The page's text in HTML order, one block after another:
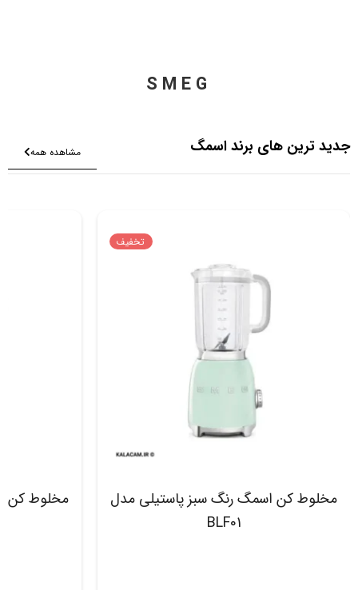
SMEG
جدید ترین های برند اسمگ مشاهده همه
تخفیف
مخلوط کن اسمگ رنگ سبز پاستیلی مدل
BLF01
مخلوط کن